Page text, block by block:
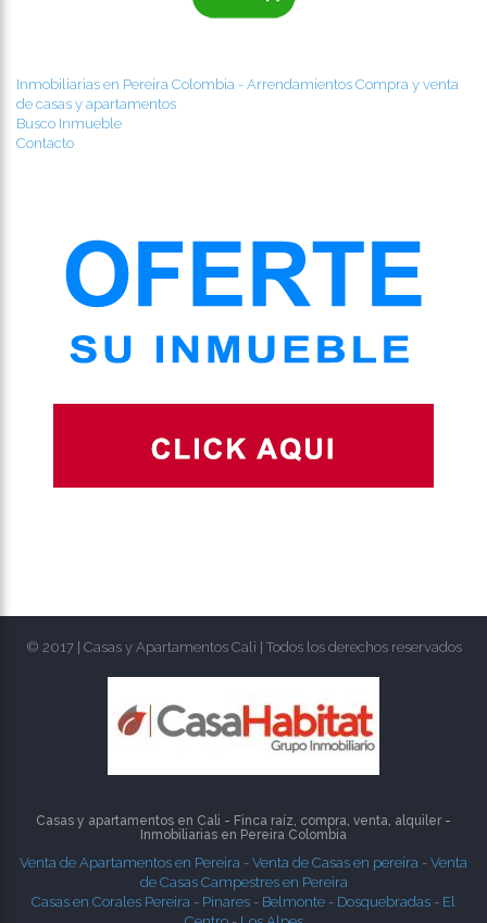
Inmobiliarias en Pereira Colombia - Arrendamientos Compra y venta
de casas y apartamentos
Busco Inmueble
Contacto
© 2017 | Casas y Apartamentos Cali | Todos los derechos reservados
Casas y apartamentos en Cali - Finca raíz, compra, venta, alquiler -
Inmobiliarias en Pereira Colombia
Venta de Apartamentos en Pereira - Venta de Casas en pereira - Venta
de Casas Campestres en Pereira
Casas en Corales Pereira - Pinares - Belmonte - Dosquebradas - El